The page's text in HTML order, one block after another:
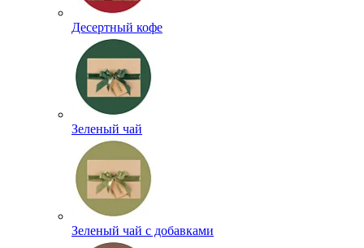
Десертный кофе
Зеленый чай
Зеленый чай с добавками